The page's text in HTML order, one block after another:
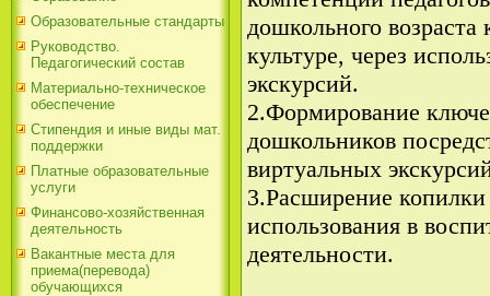
Образовательные стандарты
Руководство.
Педагогический состав
Материально-техническое
обеспечение
Стипендия и иные виды мат.
поддержки
Платные образовательные
услуги
Финансово-хозяйственная
деятельность
Вакантные места для
приема(перевода)
обучающихся
дошкольного
культуре, через
экскурсий.
2.Формирование
дошкольников
виртуальных
3.Расширение
использования в
деятельности.